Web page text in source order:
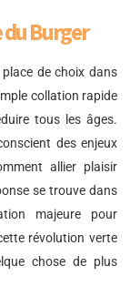
Burger
de choix dans
collation rapide
tous les âges.
des enjeux
allier plaisir
se trouve dans
majeure pour
révolution verte
chose de plus